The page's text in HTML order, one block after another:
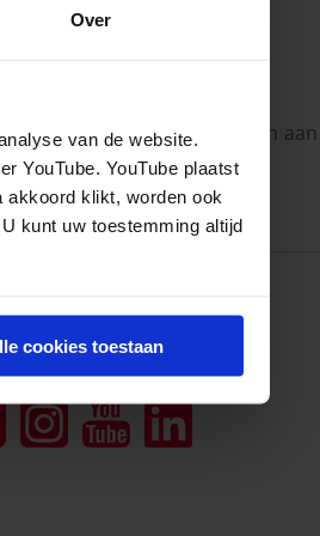
Over
van de website.
YouTube. YouTube plaatst
akkoord klikt, worden ook
kunt uw toestemming altijd
cookies toestaan
en bij kunnen dragen aan
ons